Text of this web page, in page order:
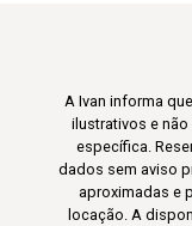
A Ivan informa
ilustrativos e
específica.
dados sem aviso
aproximadas e
locação. A